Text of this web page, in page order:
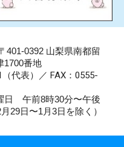
401-0392 山梨県南都留
1700番地
（代表）／ FAX：0555-
日 午前8時30分〜午後
29日〜1月3日を除く）